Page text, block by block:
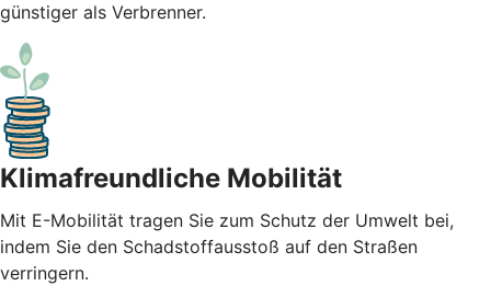
günstiger als Verbrenner.
Klimafreundliche Mobilität
Mit E-Mobilität tragen Sie zum Schutz der Umwelt bei,
indem Sie den Schadstoffausstoß auf den Straßen
verringern.